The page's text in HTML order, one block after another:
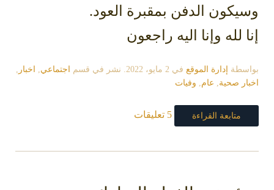
وسيكون الدفن بمقبرة العود.
إنا لله وإنا اليه راجعون
بواسطة إدارة الموقع في 2 مايو، 2022 . نشر في قسم اجتماعي, اخبار ,
اخبار صحية, عام, وفيات
متابعة القراءة 5 تعليقات